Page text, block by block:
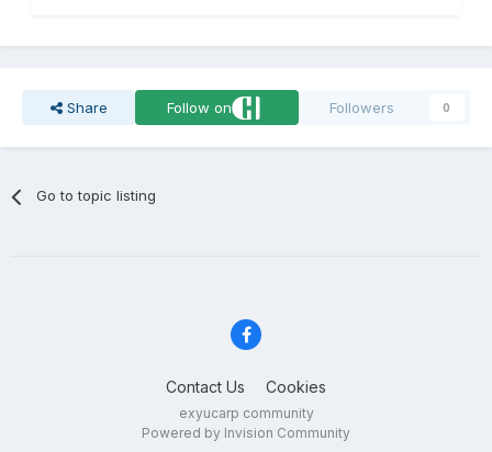
Share Follow on Followers 0
Go to topic listing
Contact Us Cookies
exyucarp community
Powered by Invision Community